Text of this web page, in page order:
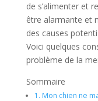
de s’alimenter et
être alarmante et
des causes
Voici quelques
problème de la
Sommaire
1. Mon chien ne